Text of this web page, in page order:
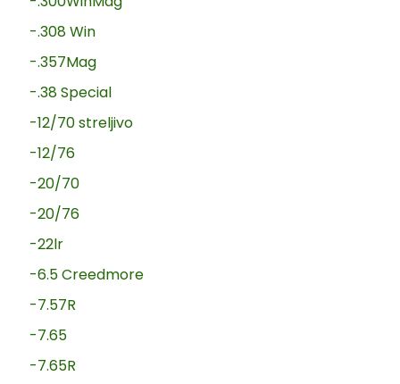
-.308 Win
-.357Mag
-.38 Special
-12/70 streljivo
-12/76
-20/70
-20/76
-22lr
-6.5 Creedmore
-7.57R
-7.65
-7.65R